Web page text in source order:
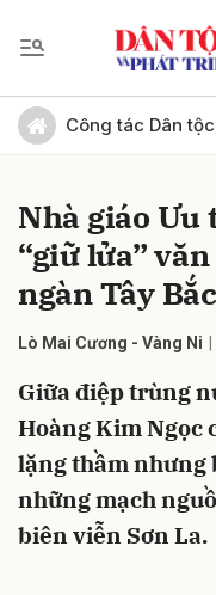
Công tác Dân tộc
Nhà giáo Ưu
“giữ lửa”
ngàn Tây Bắc
Lò Mai Cương - Vàng Ni
Giữa điệp trùng
Hoàng Kim Ngọc
lặng thầm nhưng
những mạch
biên viễn Sơn La.
Gửi bình luận